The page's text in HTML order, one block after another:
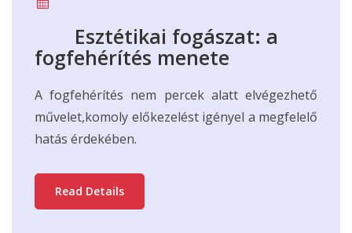
Esztétikai fogászat: a
fogfehérítés menete
A fogfehérítés nem percek alatt elvégezhető
művelet,komoly előkezelést igényel a megfelelő
hatás érdekében.
Read Details